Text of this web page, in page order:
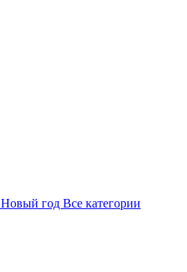
Новый год Все категории